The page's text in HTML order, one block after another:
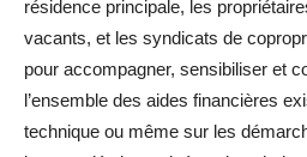
résidence principale, les
vacants, et les syndicats de
pour accompagner, sensibiliser et
l’ensemble des aides financières
technique ou même sur les